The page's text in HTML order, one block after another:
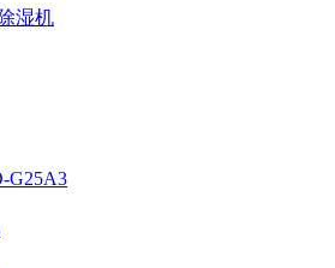
湿机